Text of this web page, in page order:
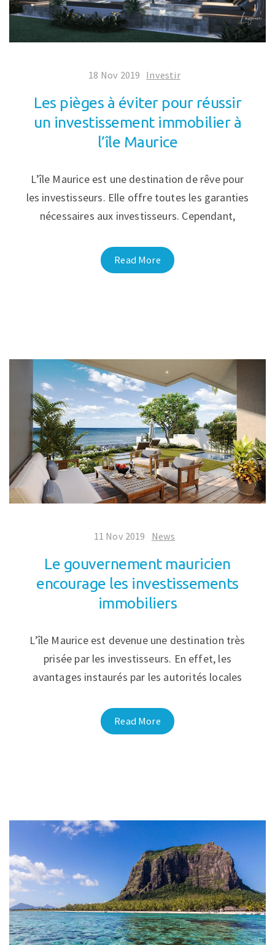
18 Nov 2019 Investir
Les pièges à éviter pour réussir
un investissement immobilier à
l’île Maurice
L’île Maurice est une destination de rêve pour
les investisseurs. Elle offre toutes les garanties
nécessaires aux investisseurs. Cependant,
Read More
11 Nov 2019 News
Le gouvernement mauricien
encourage les investissements
immobiliers
L’île Maurice est devenue une destination très
prisée par les investisseurs. En effet, les
avantages instaurés par les autorités locales
Read More